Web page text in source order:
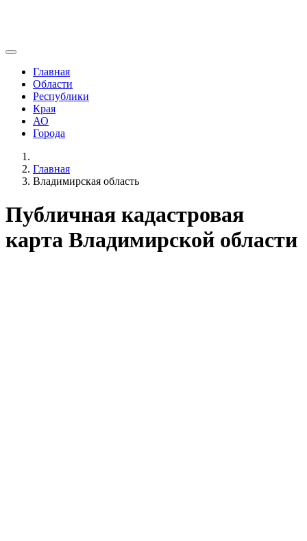
Главная
Области
Республики
Края
АО
Города
Главная
Владимирская область
Публичная кадастровая
карта Владимирской области